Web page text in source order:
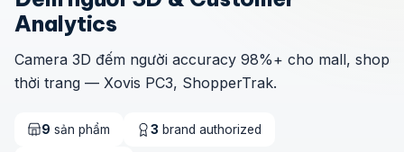
Analytics
Camera 3D đếm người accuracy 98%+ cho mall, shop
thời trang — Xovis PC3, ShopperTrak.
9 sản phẩm 3 brand authorized